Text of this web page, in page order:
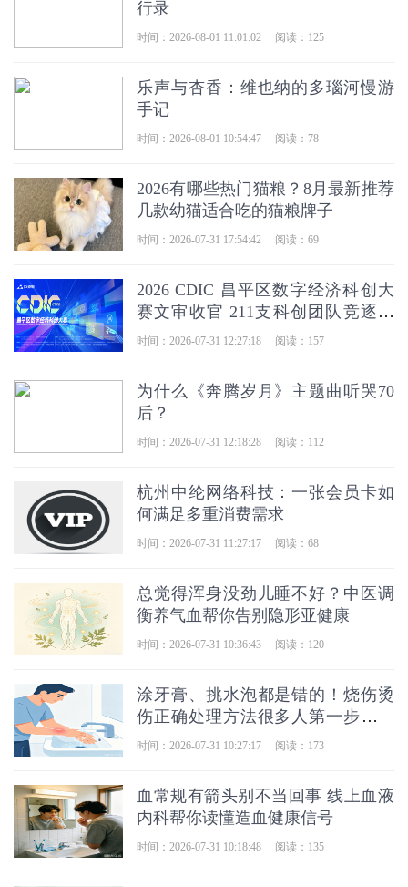
行录
时间：2026-08-01 11:01:02 阅读：125
乐声与杏香：维也纳的多瑙河慢游
手记
时间：2026-08-01 10:54:47 阅读：78
2026有哪些热门猫粮？8月最新推荐
几款幼猫适合吃的猫粮牌子
时间：2026-07-31 17:54:42 阅读：69
2026 CDIC 昌平区数字经济科创大
赛文审收官 211支科创团队竞逐数
字产业新赛道
时间：2026-07-31 12:27:18 阅读：157
为什么《奔腾岁月》主题曲听哭70
后？
时间：2026-07-31 12:18:28 阅读：112
杭州中纶网络科技：一张会员卡如
何满足多重消费需求
时间：2026-07-31 11:27:17 阅读：68
总觉得浑身没劲儿睡不好？中医调
衡养气血帮你告别隐形亚健康
时间：2026-07-31 10:36:43 阅读：120
涂牙膏、挑水泡都是错的！烧伤烫
伤正确处理方法很多人第一步就错
了
时间：2026-07-31 10:27:17 阅读：173
血常规有箭头别不当回事 线上血液
内科帮你读懂造血健康信号
时间：2026-07-31 10:18:48 阅读：135